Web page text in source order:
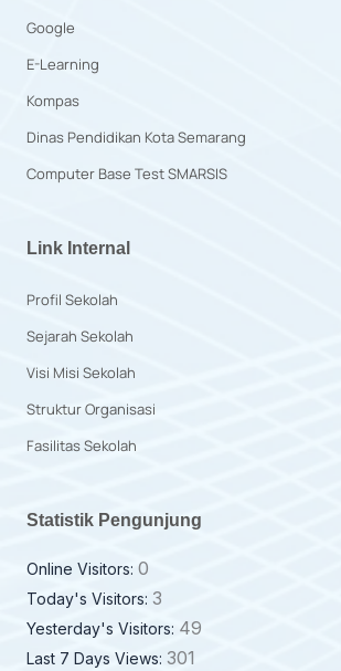
Google
E-Learning
Kompas
Dinas Pendidikan Kota Semarang
Computer Base Test SMARSIS
Link Internal
Profil Sekolah
Sejarah Sekolah
Visi Misi Sekolah
Struktur Organisasi
Fasilitas Sekolah
Statistik Pengunjung
Online Visitors: 0
Today's Visitors: 3
Yesterday's Visitors: 49
Last 7 Days Views: 301